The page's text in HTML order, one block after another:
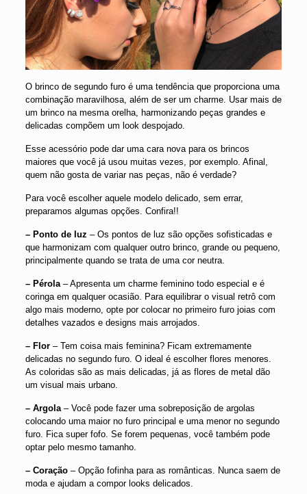
O brinco de segundo furo é uma tendência que proporciona uma
combinação maravilhosa, além de ser um charme. Usar mais de
um brinco na mesma orelha, harmonizando peças grandes e
delicadas compõem um look despojado.
Esse acessório pode dar uma cara nova para os brincos
maiores que você já usou muitas vezes, por exemplo. Afinal,
quem não gosta de variar nas peças, não é verdade?
Para você escolher aquele modelo delicado, sem errar,
preparamos algumas opções. Confira!!
– Ponto de luz – Os pontos de luz são opções sofisticadas e
que harmonizam com qualquer outro brinco, grande ou pequeno,
principalmente quando se trata de uma cor neutra.
– Pérola – Apresenta um charme feminino todo especial e é
coringa em qualquer ocasião. Para equilibrar o visual retrô com
algo mais moderno, opte por colocar no primeiro furo joias com
detalhes vazados e designs mais arrojados.
– Flor – Tem coisa mais feminina? Ficam extremamente
delicadas no segundo furo. O ideal é escolher flores menores.
As coloridas são as mais delicadas, já as flores de metal dão
um visual mais urbano.
– Argola – Você pode fazer uma sobreposição de argolas
colocando uma maior no furo principal e uma menor no segundo
furo. Fica super fofo. Se forem pequenas, você também pode
optar pelo mesmo tamanho.
– Coração – Opção fofinha para as românticas. Nunca saem de
moda e ajudam a compor looks delicados.